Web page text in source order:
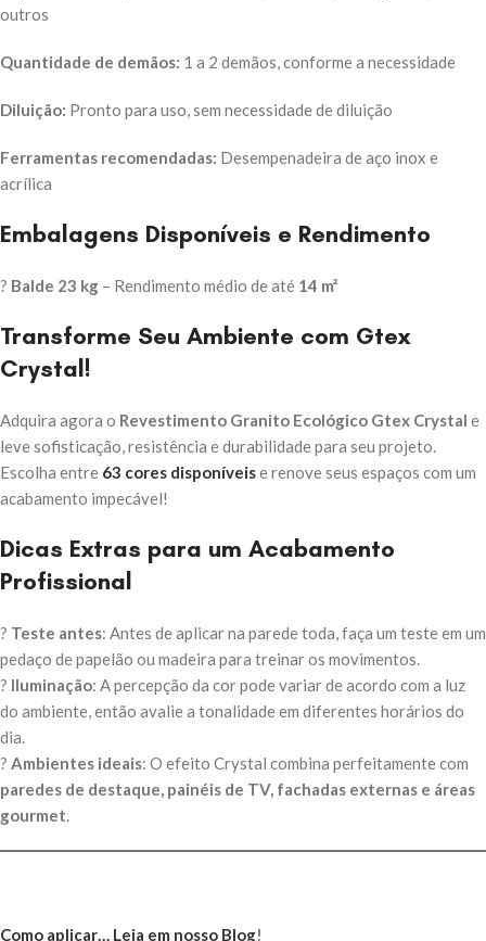
outros
Quantidade de demãos: 1 a 2 demãos, conforme a necessidade
Diluição: Pronto para uso, sem necessidade de diluição
Ferramentas recomendadas: Desempenadeira de aço inox e
acrílica
Embalagens Disponíveis e Rendimento
? Balde 23 kg – Rendimento médio de até 14 m²
Transforme Seu Ambiente com Gtex
Crystal!
Adquira agora o Revestimento Granito Ecológico Gtex Crystal e
leve sofisticação, resistência e durabilidade para seu projeto.
Escolha entre 63 cores disponíveise renove seus espaços com um
acabamento impecável!
Dicas Extras para um Acabamento
Profissional
? Teste antes: Antes de aplicar na parede toda, faça um teste em um
pedaço de papelão ou madeira para treinar os movimentos.
? Iluminação: A percepção da cor pode variar de acordo com a luz
do ambiente, então avalie a tonalidade em diferentes horários do
dia.
? Ambientes ideais: O efeito Crystal combina perfeitamente com
paredes de destaque, painéis de TV, fachadas externas e áreas
gourmet.
Como aplicar… Leia em nosso Blog!